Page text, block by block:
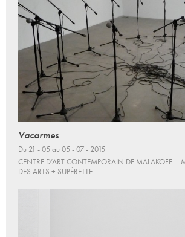
Vacarmes
Du 21 - 05 au 05 - 07 - 2015
CENTRE D’ART CONTEMPORAIN DE MALAKOFF –
DES ARTS + SUPÉRETTE